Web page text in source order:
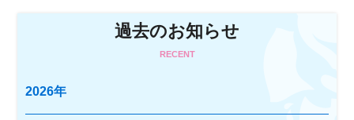
過去のお知らせ
RECENT
2026年